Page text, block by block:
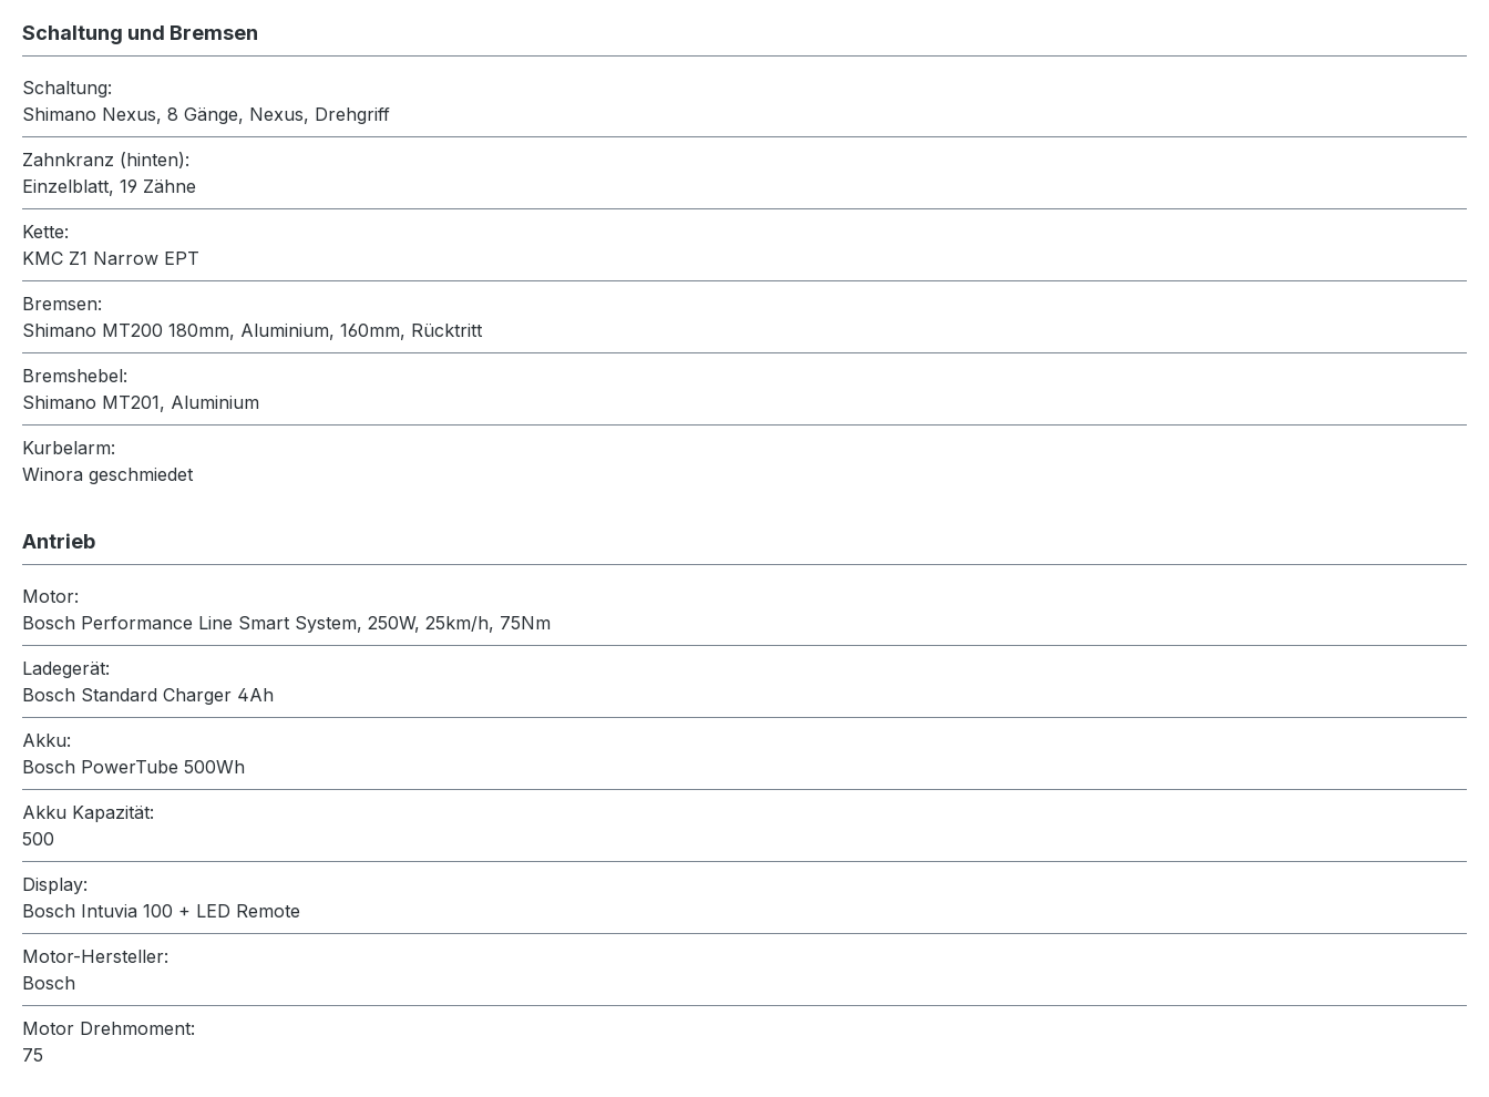
Schaltung und Bremsen
Schaltung:
Shimano Nexus, 8 Gänge, Nexus, Drehgriff
Zahnkranz (hinten):
Einzelblatt, 19 Zähne
Kette:
KMC Z1 Narrow EPT
Bremsen:
Shimano MT200 180mm, Aluminium, 160mm, Rücktritt
Bremshebel:
Shimano MT201, Aluminium
Kurbelarm:
Winora geschmiedet
Antrieb
Motor:
Bosch Performance Line Smart System, 250W, 25km/h, 75Nm
Ladegerät:
Bosch Standard Charger 4Ah
Akku:
Bosch PowerTube 500Wh
Akku Kapazität:
500
Display:
Bosch Intuvia 100 + LED Remote
Motor-Hersteller:
Bosch
Motor Drehmoment:
75